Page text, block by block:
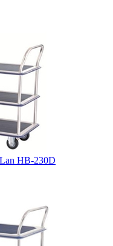
HB-230D